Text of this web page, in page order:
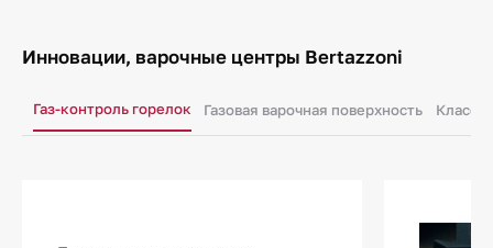
Инновации, варочные центры Bertazzoni
Газ-контроль горелок Газовая варочная поверхность Класс